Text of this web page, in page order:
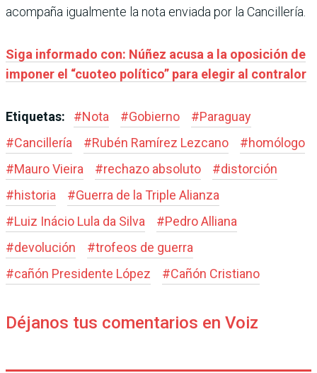
acompaña igualmente la nota enviada por la Cancillería.
Siga informado con: Núñez acusa a la oposición de
imponer el “cuoteo político” para elegir al contralor
Etiquetas: #Nota #Gobierno #Paraguay
#Cancillería #Rubén Ramírez Lezcano #homólogo
#Mauro Vieira #rechazo absoluto #distorción
#historia #Guerra de la Triple Alianza
#Luiz Inácio Lula da Silva #Pedro Alliana
#devolución #trofeos de guerra
#cañón Presidente López #Cañón Cristiano
Déjanos tus comentarios en Voiz